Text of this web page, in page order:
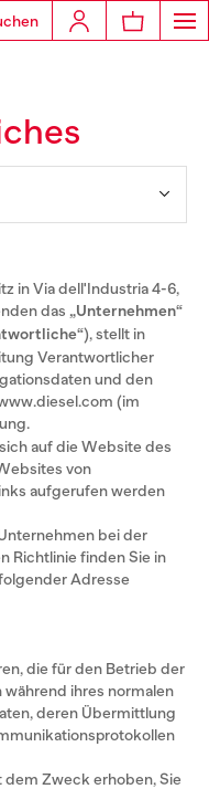
in Via dell'Industria 4-6,
das „Unternehmen“
), stellt in
Verantwortlicher
und den
(im
auf die Website des
von
aufgerufen werden
bei der
Richtlinie finden Sie in
Adresse
die für den Betrieb der
ihres normalen
deren Übermittlung
Zweck erhoben, Sie